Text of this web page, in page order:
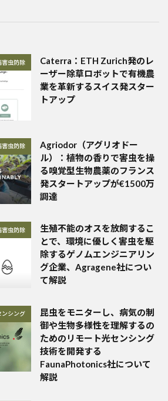
害虫防除
Caterra：ETH Zurich発のレ
ーザー除草ロボットで有機農
業を革新するスイス発スター
トアップ
害虫防除
Agriodor（アグリオドー
ル）：植物の香りで害虫を操
る嗅覚型生物農薬のフランス
発スタートアップが€1500万
調達
害虫防除
生殖不能のオスを放飼するこ
とで、環境に優しく害虫を駆
除するゲノムエンジニアリン
グ企業、Agragene社につい
て解説
ンシング
昆虫をモニターし、病気の制
御や生物多様性を理解するの
ためのリモート光センシング
技術を開発する
FaunaPhotonics社について
解説